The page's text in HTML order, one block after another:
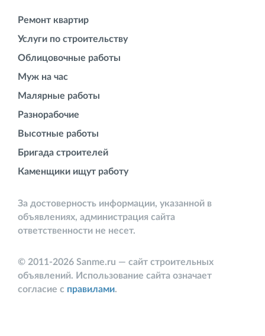
Ремонт квартир
Услуги по строительству
Облицовочные работы
Муж на час
Малярные работы
Разнорабочие
Высотные работы
Бригада строителей
Каменщики ищут работу
За достоверность информации, указанной в
объявлениях, администрация сайта
ответственности не несет.
© 2011-2026 Sanme.ru — сайт строительных
объявлений. Использование сайта означает
согласие с правилами.